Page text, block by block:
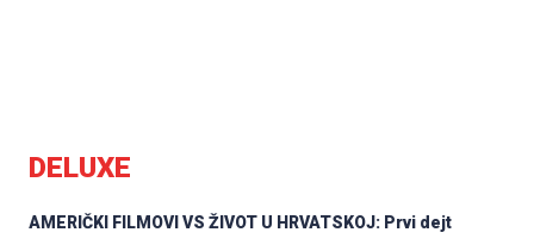
DELUXE
AMERIČKI FILMOVI VS ŽIVOT U HRVATSKOJ: Prvi dejt